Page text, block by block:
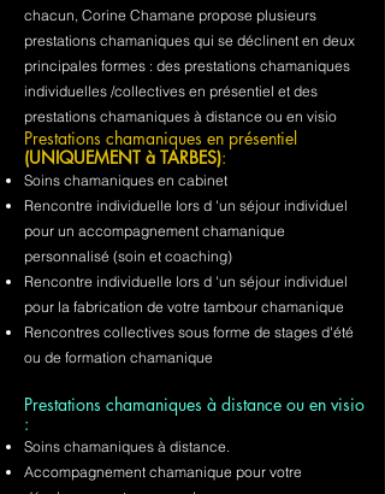
chacun, Corine Chamane propose plusieurs
prestations chamaniques qui se déclinent en deux
principales formes : des prestations chamaniques
individuelles /collectives en présentiel et des
prestations chamaniques à distance ou en visio
Prestations chamaniques en présentiel
(UNIQUEMENT à TARBES):
Soins chamaniques en cabinet
Rencontre individuelle lors d 'un séjour individuel
pour un accompagnement chamanique
personnalisé (soin et coaching)
Rencontre individuelle lors d 'un séjour individuel
pour la fabrication de votre tambour chamanique
Rencontres collectives sous forme de stages d'été
ou de formation chamanique
Prestations chamaniques à distance ou en visio
:
Soins chamaniques à distance.
Accompagnement chamanique pour votre